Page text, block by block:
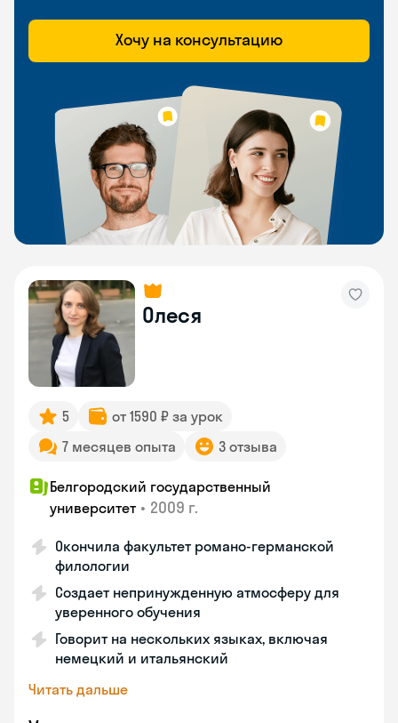
Хочу на консультацию
Олеся
5
от 1590 ₽ за урок
7 месяцев опыта
3 отзыва
Белгородский государственный
университет • 2009 г.
Окончила факультет романо-германской
филологии
Создает непринужденную атмосферу для
уверенного обучения
Говорит на нескольких языках, включая
немецкий и итальянский
Читать дальше